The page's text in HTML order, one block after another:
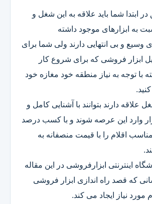
ابتدا شما باید علاقه به این شغل و
به ابزارهای موجود داشته
وسیع و بی انتهایی دارند ولی شما برای
ابزار فروشی که برای شروع کار
با توجه به نیاز منطقه خود مغازه خود
علاقه دارند بتوانند با آشنایی کامل و
وارد این عرصه شوند و با کسب درصد
اقلام را با قیمت منصفانه به
اینترنتی ابزارفروشی در این مقاله
که قصد راه اندازی ابزار فروشی
مورد نیاز ایجاد می کند.